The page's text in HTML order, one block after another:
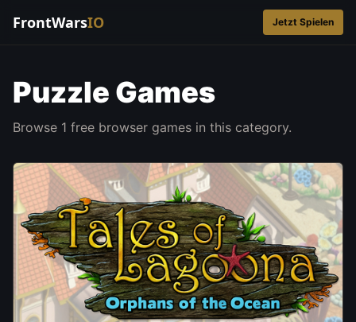
FrontWarsIO Jetzt Spielen
Puzzle Games
Browse 1 free browser games in this category.